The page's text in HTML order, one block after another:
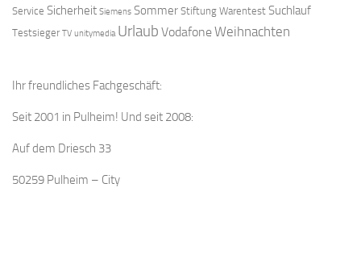
Service Sicherheit Siemens Sommer Stiftung Warentest Suchlauf
Testsieger TV unitymedia Urlaub VodafoneWeihnachten
Ihr freundliches Fachgeschäft:
Seit 2001 in Pulheim! Und seit 2008:
Auf dem Driesch 33
50259 Pulheim – City